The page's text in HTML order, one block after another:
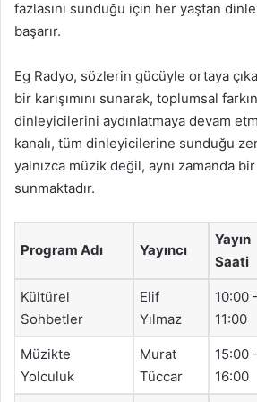
fazlasını sunduğu için her yaştan
başarır.
Eg Radyo, sözlerin gücüyle ortaya
bir karışımını sunarak, toplumsal
dinleyicilerini aydınlatmaya devam
kanalı, tüm dinleyicilerine sunduğu
yalnızca müzik değil, aynı zamanda
sunmaktadır.
Program Adı Yayıncı
Yayın
Saati
Kültürel
Sohbetler
Elif
Yılmaz
10:00
11:00
Müzikte
Yolculuk
Murat
Tüccar
15:00
16:00